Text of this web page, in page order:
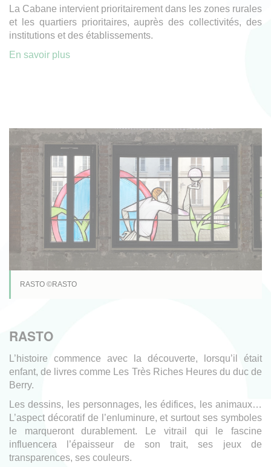
La Cabane intervient prioritairement dans les zones rurales
et les quartiers prioritaires, auprès des collectivités, des
institutions et des établissements.
En savoir plus
RASTO ©RASTO
RASTO
L’histoire commence avec la découverte, lorsqu’il était
enfant, de livres comme Les Très Riches Heures du duc de
Berry.
Les dessins, les personnages, les édifices, les animaux…
L’aspect décoratif de l’enluminure, et surtout ses symboles
le marqueront durablement. Le vitrail qui le fascine
influencera l’épaisseur de son trait, ses jeux de
transparences, ses couleurs.